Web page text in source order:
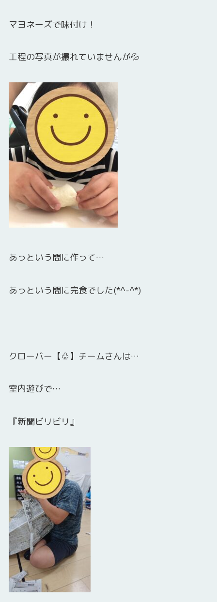
マヨネーズで味付け！
工程の写真が撮れていませんが💦
あっという間に作って…
あっという間に完食でした(*^-^*)
クローバー【♧】チームさんは…
室内遊びで…
『新聞ビリビリ』